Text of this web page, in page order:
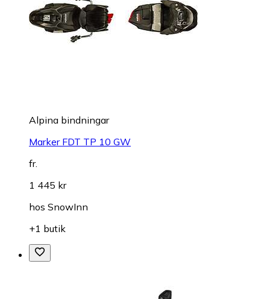
Alpina bindningar
Marker FDT TP 10 GW
fr.
1 445 kr
hos SnowInn
+1 butik